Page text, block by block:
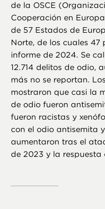
de la OSCE
Cooperación en
de 57 Estados de
Norte, de los cuales
informe de 2024. Se
12.714 delitos de odio,
más no se reportan.
mostraron que casi la
de odio fueron
fueron racistas y
con el odio antisemita
aumentaron tras el
de 2023 y la respuesta